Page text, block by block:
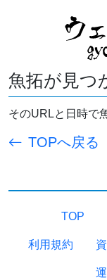
魚拓が見つ
そのURLと日時で
TOPへ戻る
TOP
利用規約